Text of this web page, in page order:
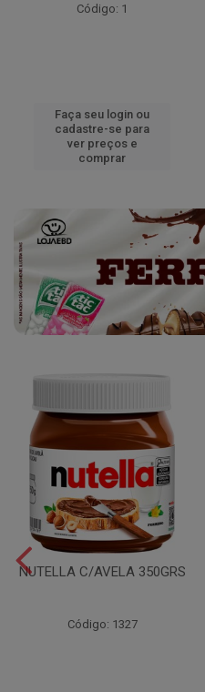
Código: 1
Faça seu login ou
cadastre-se para
ver preços e
comprar
NUTELLA C/AVELA 350GRS
Código: 1327